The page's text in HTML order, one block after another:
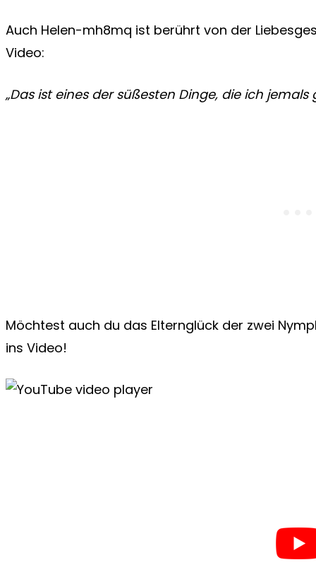
Auch Helen-mh8mq ist berührt von der
Video:
„Das ist eines der süßesten Dinge, die ich jemals
Möchtest auch du das Elternglück der zwei
ins Video!